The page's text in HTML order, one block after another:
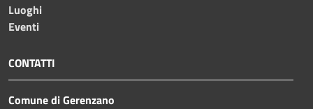
Luoghi
Eventi
CONTATTI
Comune di Gerenzano